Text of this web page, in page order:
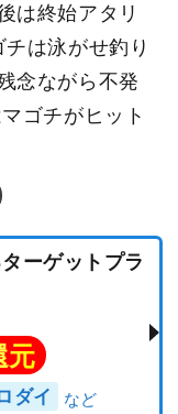
は終始アタリ
は泳がせ釣り
念ながら不発
ゴチがヒット
ーゲットプラ
元
ダイ